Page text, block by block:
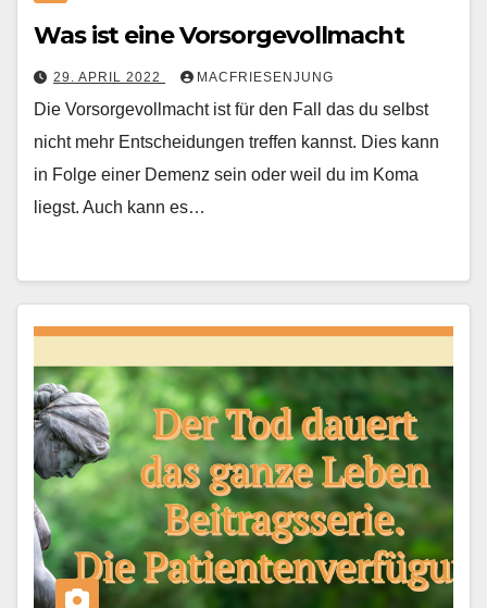
Was ist eine Vorsorgevollmacht
29. APRIL 2022 MACFRIESENJUNG
Die Vorsorgevollmacht ist für den Fall das du selbst
nicht mehr Entscheidungen treffen kannst. Dies kann
in Folge einer Demenz sein oder weil du im Koma
liegst. Auch kann es…